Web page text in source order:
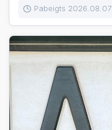
Pabeigts 2026.08.07